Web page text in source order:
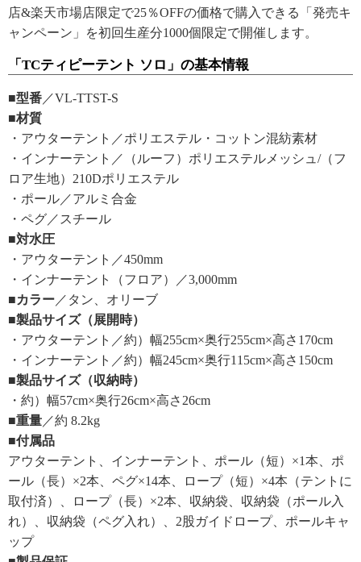
店&楽天市場店限定で25％OFFの価格で購入できる「発売キ
ャンペーン」を初回生産分1000個限定で開催します。
「TCティピーテント ソロ」の基本情報
■型番 ／VL-TTST-S
■材質
・アウターテント／ポリエステル・コットン混紡素材
・インナーテント／（ルーフ）ポリエステルメッシュ/（フ
ロア生地）210Dポリエステル
・ポール／アルミ合金
・ペグ／スチール
■対水圧
・アウターテント／450mm
・インナーテント（フロア）／3,000mm
■カラー ／タン、オリーブ
■製品サイズ（展開時）
・アウターテント／約）幅255cm×奥行255cm×高さ170cm
・インナーテント／約）幅245cm×奥行115cm×高さ150cm
■製品サイズ（収納時）
・約）幅57cm×奥行26cm×高さ26cm
■重量 ／約 8.2kg
■付属品
アウターテント、インナーテント、ポール（短）×1本、ポ
ール（長）×2本、ペグ×14本、ロープ（短）×4本（テントに
取付済）、ロープ（長）×2本、収納袋、収納袋（ポール入
れ）、収納袋（ペグ入れ）、2股ガイドロープ、ポールキャ
ップ